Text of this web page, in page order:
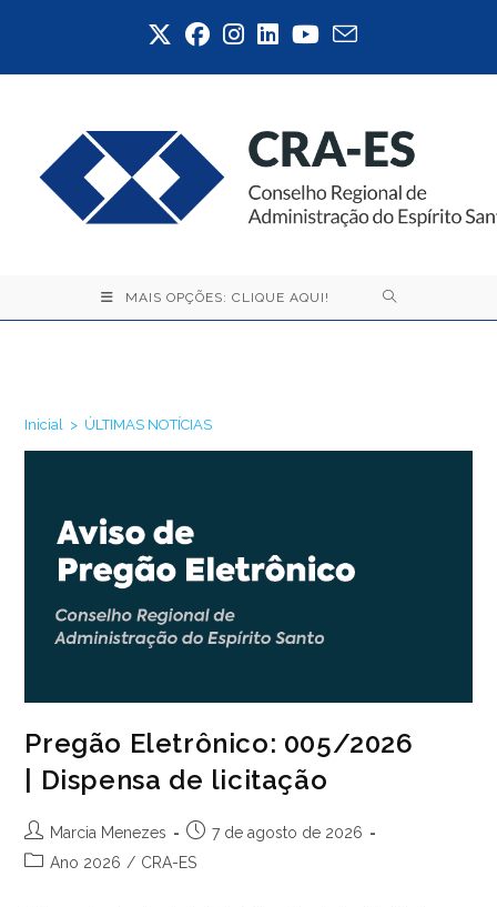
MAIS OPÇÕES: CLIQUE AQUI!
Inicial > ÚLTIMAS NOTÍCIAS
Pregão Eletrônico: 005/2026
| Dispensa de licitação
Autor
do
Marcia Menezes
Post
publicado:
7 de agosto de 2026
Categoria
Ano 2026 / CRA-ES